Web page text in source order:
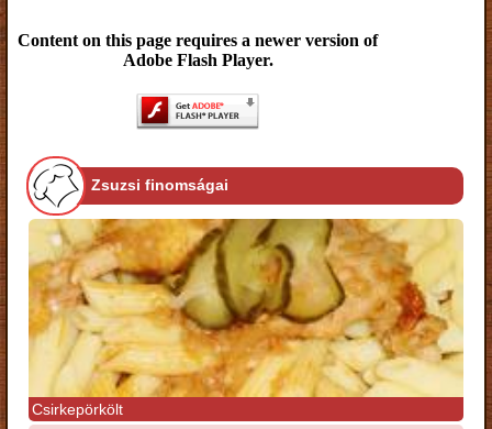
Content on this page requires a newer version of
Adobe Flash Player.
Zsuzsi finomságai
Csirkepörkölt